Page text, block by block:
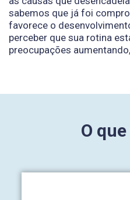
sabemos que já foi
favorece o
perceber que sua rotina
preocupações
O